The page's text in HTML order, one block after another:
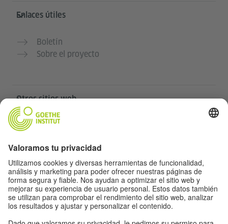
Enlaces útiles
Boletín
Sobre el proyecto
Otros sitios web
Community „Deutsch für dich“
Cursos de alemán del Goethe-Institut
Portal para docentes “Deutschstunde”
Privacidad y accesibilidad